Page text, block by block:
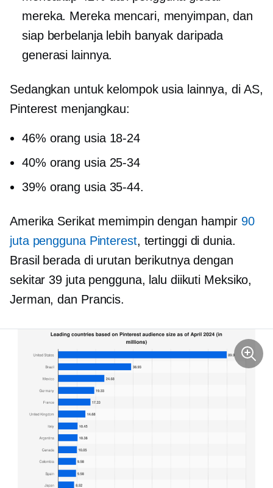
mereka. Mereka mencari, menyimpan, dan
siap berbelanja lebih banyak daripada
generasi lainnya.
Sedangkan untuk kelompok usia lainnya, di AS,
Pinterest menjangkau:
46% orang usia 18-24
40% orang usia 25-34
39% orang usia 35-44.
Amerika Serikat memimpin dengan hampir 90
juta pengguna Pinterest, tertinggi di dunia.
Brasil berada di urutan berikutnya dengan
sekitar 39 juta pengguna, lalu diikuti Meksiko,
Jerman, dan Prancis.